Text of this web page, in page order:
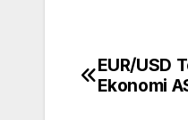
Post
EUR/USD
Ekonomi